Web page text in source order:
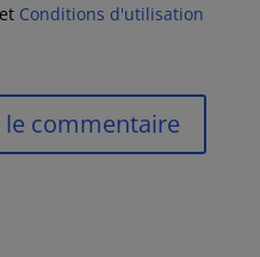
et Conditions d'utilisation